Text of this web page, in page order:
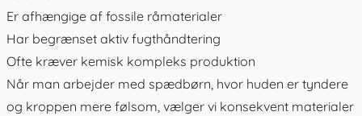
Er afhængige af fossile råmaterialer
Har begrænset aktiv fugthåndtering
Ofte kræver kemisk kompleks produktion
Når man arbejder med spædbørn, hvor huden er tyndere
og kroppen mere følsom, vælger vi konsekvent materialer